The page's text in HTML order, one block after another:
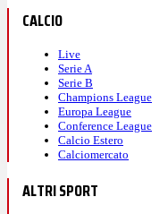
CALCIO
Live
Serie A
Serie B
Champions League
Europa League
Conference League
Calcio Estero
Calciomercato
ALTRI SPORT